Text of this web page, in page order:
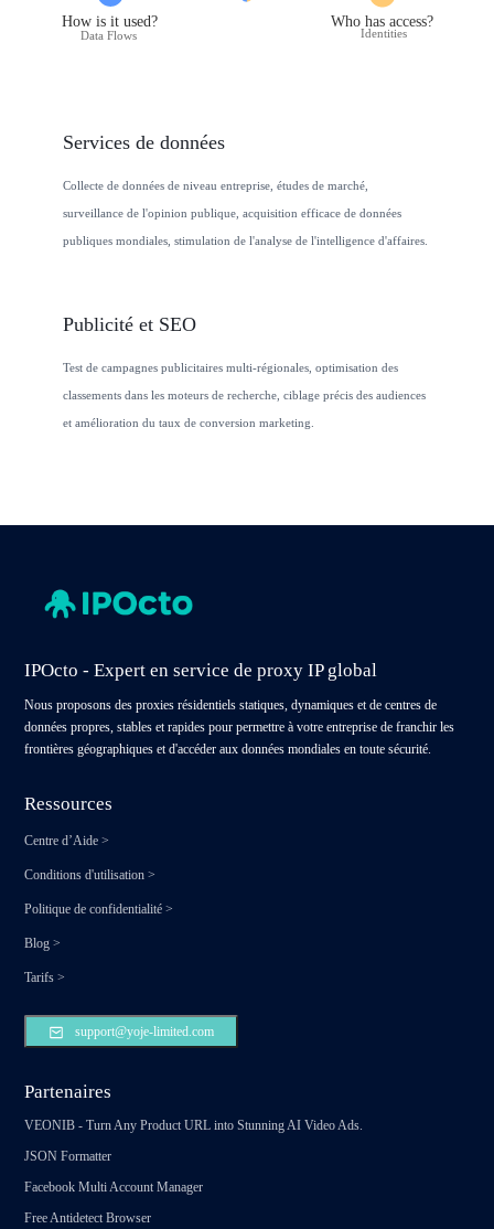
Who has access?
Identities
How is it used?
Data Flows
Services de données
Collecte de données de niveau entreprise, études de marché,
surveillance de l'opinion publique, acquisition efficace de données
publiques mondiales, stimulation de l'analyse de l'intelligence d'affaires.
Publicité et SEO
Test de campagnes publicitaires multi-régionales, optimisation des
classements dans les moteurs de recherche, ciblage précis des audiences
et amélioration du taux de conversion marketing.
IPOcto - Expert en service de proxy IP global
Nous proposons des proxies résidentiels statiques, dynamiques et de centres de
données propres, stables et rapides pour permettre à votre entreprise de franchir les
frontières géographiques et d'accéder aux données mondiales en toute sécurité.
Ressources
Centre d’Aide >
Conditions d'utilisation >
Politique de confidentialité >
Blog >
Tarifs >
support@yoje-limited.com
Partenaires
VEONIB - Turn Any Product URL into Stunning AI Video Ads.
JSON Formatter
Facebook Multi Account Manager
Free Antidetect Browser